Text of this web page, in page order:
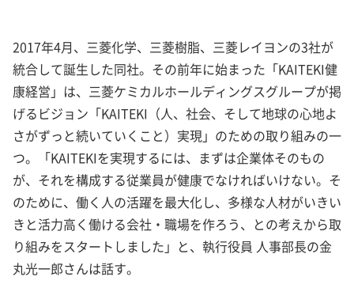
2017年4月、三菱化学、三菱樹脂、三菱レイヨンの3社が
統合して誕生した同社。その前年に始まった「KAITEKI健
康経営」は、三菱ケミカルホールディングスグループが掲
げるビジョン「KAITEKI（人、社会、そして地球の心地よ
さがずっと続いていくこと）実現」のための取り組みの一
つ。「KAITEKIを実現するには、まずは企業体そのもの
が、それを構成する従業員が健康でなければいけない。そ
のために、働く人の活躍を最大化し、多様な人材がいきい
きと活力高く働ける会社・職場を作ろう、との考えから取
り組みをスタートしました」と、執行役員 人事部長の金
丸光一郎さんは話す。